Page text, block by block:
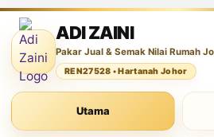
ADI ZAINI
Pakar Jual & Semak Nilai Rumah
REN27528 • Hartanah Johor
Utama